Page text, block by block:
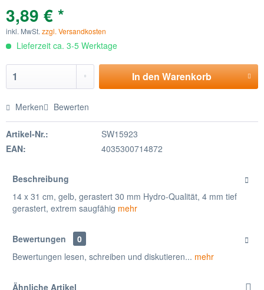
3,89 € *
inkl. MwSt. zzgl. Versandkosten
Lieferzeit ca. 3-5 Werktage
In denWarenkorb
Merken Bewerten
Artikel-Nr.:
SW15923
EAN:
4035300714872
Beschreibung
14 x 31 cm, gelb, gerastert 30 mm Hydro-Qualität, 4 mm tief
gerastert, extrem saugfähig mehr
Bewertungen
0
Bewertungen lesen, schreiben und diskutieren... mehr
Ähnliche Artikel